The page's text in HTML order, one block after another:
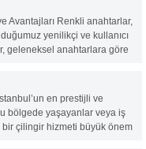
kalmak her zaman planlarınızı
alt üst eden, stresli bir
durumdur. Teknik Anahtarcı
olarak, bu gibi anlarda hızlı,
Avantajları Renkli anahtarlar,
yenilikçi ve kullanıcı
geleneksel anahtarlara göre
karşılar. İşte renkli
en prestijli ve
bölgede yaşayanlar veya iş
çilingir hizmeti büyük önem